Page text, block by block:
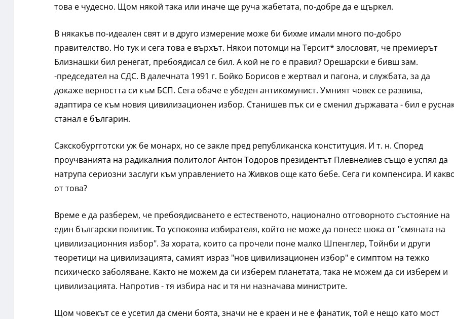
това е чудесно. Щом някой така или иначе ще руча жабетата, по-добре да е щъркел.
В някакъв по-идеален свят и в друго измерение може би бихме имали много по-добро
правителство. Но тук и сега това е върхът. Някои потомци на Терсит* злословят, че премиерът
Близнашки бил ренегат, пребоядисал се бил. А кой не го е правил? Орешарски е бивш зам.
-председател на СДС. В далечната 1991 г. Бойко Борисов е жертвал и пагона, и службата, за да
докаже верността си към БСП. Сега обаче е убеден антикомунист. Умният човек се развива,
адаптира се към новия цивилизационен избор. Станишев пък си е сменил държавата - бил е
станал е българин.
Сакскобургготски уж бе монарх, но се закле пред републиканска конституция. И т. н. Според
проучванията на радикалния политолог Антон Тодоров президентът Плевнелиев също е успял да
натрупа сериозни заслуги към управлението на Живков още като бебе. Сега ги компенсира. И
от това?
Време е да разберем, че пребоядисването е естественото, национално отговорното състояние на
един български политик. То успокоява избирателя, който не може да понесе шока от "смяната на
цивилизационния избор". За хората, които са прочели поне малко Шпенглер, Тойнби и други
теоретици на цивилизацията, самият израз "нов цивилизационен избор" е симптом на тежко
психическо заболяване. Както не можем да си изберем планетата, така не можем да си изберем и
цивилизацията. Напротив - тя избира нас и тя ни назначава министрите.
Щом човекът се е усетил да смени боята, значи не е краен и не е фанатик, той е нещо като мост